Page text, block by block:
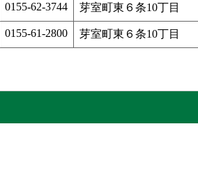
0155-62-3744 芽室町東６条10丁目
0155-61-2800 芽室町東６条10丁目